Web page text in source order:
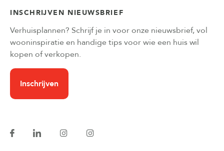
INSCHRIJVEN NIEUWSBRIEF
Verhuisplannen? Schrijf je in voor onze nieuwsbrief, vol
wooninspiratie en handige tips voor wie een huis wil
kopen of verkopen.
Inschrijven